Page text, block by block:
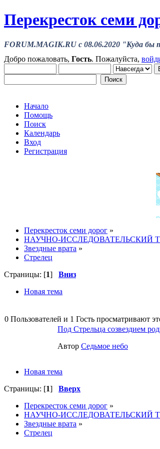
Перекресток семи
FORUM.MAGIK.RU c 08.06.2020 "Куда бы
Добро пожаловать, Гость. Пожалуйста,
Начало
Помощь
Поиск
Календарь
Вход
Регистрация
Перекресток семи дорог »
НАУЧНО-ИССЛЕДОВАТЕЛЬСКИЙ
Звездные врата »
Стрелец
Страницы: [1] Вниз
Новая тема
0 Пользователей и 1 Гость просматривают
Под Стрельца созвездием
Автор Седьмое небо
Новая тема
Страницы: [1] Вверх
Перекресток семи дорог »
НАУЧНО-ИССЛЕДОВАТЕЛЬСКИЙ
Звездные врата »
Стрелец